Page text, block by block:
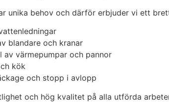
unika behov och därför erbjuder vi ett
blandare och kranar
av värmepumpar och pannor
kök
och stopp i avlopp
och hög kvalitet på alla utförda